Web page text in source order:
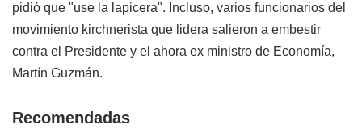
pidió que "use la lapicera". Incluso, varios funcionarios del
movimiento kirchnerista que lidera salieron a embestir
contra el Presidente y el ahora ex ministro de Economía,
Martín Guzmán.
Recomendadas